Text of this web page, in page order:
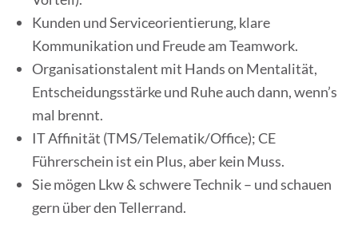
Kunden und Serviceorientierung, klare
Kommunikation und Freude am Teamwork.
Organisationstalent mit Hands on Mentalität,
Entscheidungsstärke und Ruhe auch dann, wenn’s
mal brennt.
IT Affinität (TMS/Telematik/Office); CE
Führerschein ist ein Plus, aber kein Muss.
Sie mögen Lkw & schwere Technik – und schauen
gern über den Tellerrand.